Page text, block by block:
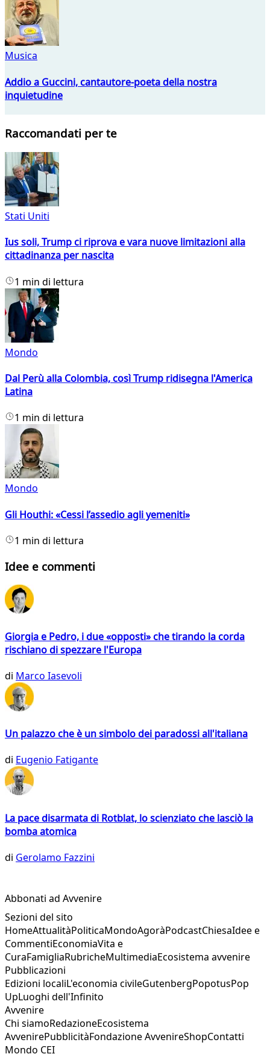
Musica
Addio a Guccini, cantautore-poeta della nostra
inquietudine
Raccomandati per te
Stati Uniti
Ius soli, Trump ci riprova e vara nuove limitazioni alla
cittadinanza per nascita
1 min di lettura
Mondo
Dal Perù alla Colombia, così Trump ridisegna l'America
Latina
1 min di lettura
Mondo
Gli Houthi: «Cessi l’assedio agli yemeniti»
1 min di lettura
Idee e commenti
Giorgia e Pedro, i due «opposti» che tirando la corda
rischiano di spezzare l'Europa
di Marco Iasevoli
Un palazzo che è un simbolo dei paradossi all'italiana
di Eugenio Fatigante
La pace disarmata di Rotblat, lo scienziato che lasciò la
bomba atomica
di Gerolamo Fazzini
Abbonati ad Avvenire
Sezioni del sito
HomeAttualitàPoliticaMondoAgoràPodcastChiesaIdee e
CommentiEconomiaVita e
CuraFamigliaRubricheMultimediaEcosistema avvenire
Pubblicazioni
Edizioni localiL'economia civileGutenbergPopotusPop
UpLuoghi dell'Infinito
Avvenire
Chi siamoRedazioneEcosistema
AvvenirePubblicitàFondazione AvvenireShopContatti
Mondo CEI